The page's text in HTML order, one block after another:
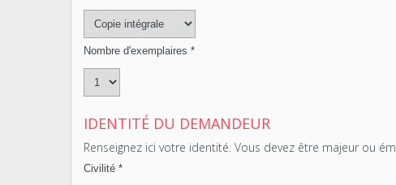
Nombre d'exemplaires *
IDENTITÉ DU DEMANDEUR
Renseignez ici votre identité. Vous devez être majeur ou
Civilité *